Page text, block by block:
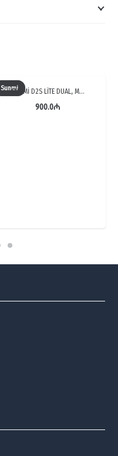
SunmiSUNMİ D2S LİTE DUAL, M…
900.0₼